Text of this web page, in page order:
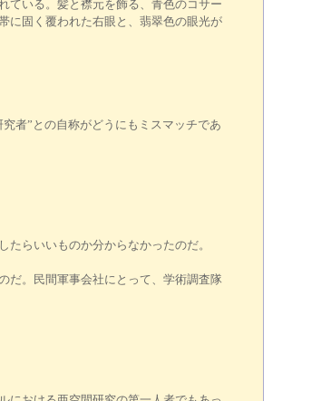
ている。髪と襟元を飾る、青色のコサー
に固く覆われた右眼と、翡翠色の眼光が
者”との自称がどうにもミスマッチであ
らいいものか分からなかったのだ。
だ。民間軍事会社にとって、学術調査隊